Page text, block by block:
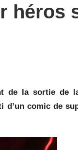
héros
de la sortie de
comic de